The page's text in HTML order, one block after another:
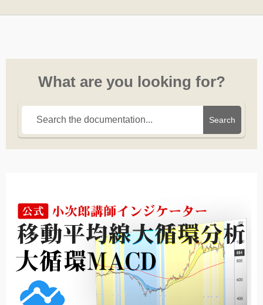
What are you looking for?
Search